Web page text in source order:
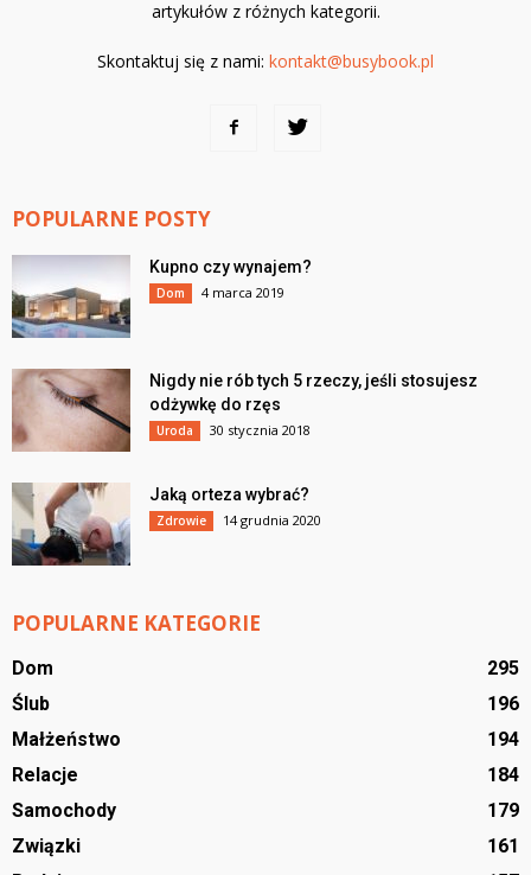
artykułów z różnych kategorii.
Skontaktuj się z nami: kontakt@busybook.pl
POPULARNE POSTY
Kupno czy wynajem?
Dom 4 marca 2019
Nigdy nie rób tych 5 rzeczy, jeśli stosujesz
odżywkę do rzęs
Uroda 30 stycznia 2018
Jaką orteza wybrać?
Zdrowie 14 grudnia 2020
POPULARNE KATEGORIE
Dom
295
Ślub
196
Małżeństwo
194
Relacje
184
Samochody
179
Związki
161